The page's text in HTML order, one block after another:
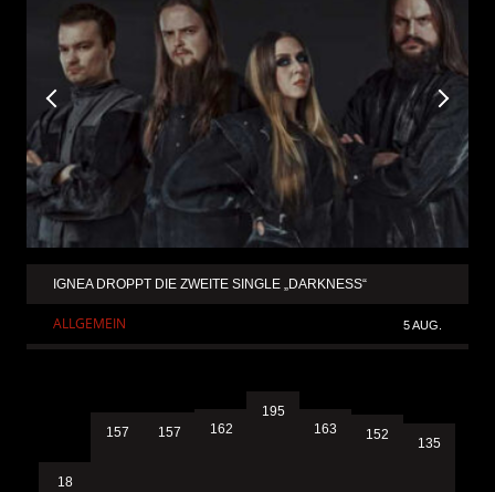
IGNEA DROPPT DIE ZWEITE SINGLE „DARKNESS“
ALLGEMEIN 5 AUG.
18
157 157 162
195
163 152
135